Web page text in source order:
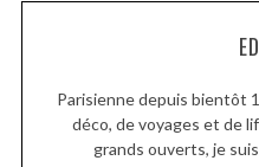
Parisienne depuis bientôt
déco, de voyages et de
grands ouverts, je